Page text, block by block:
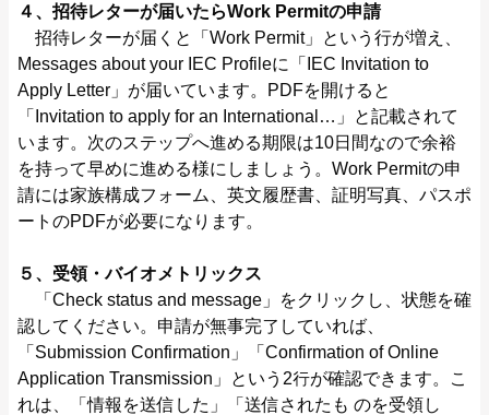
４、招待レターが届いたらWork Permitの申請
招待レターが届くと「Work Permit」という行が増え、
Messages about your IEC Profileに「IEC Invitation to
Apply Letter」が届いています。PDFを開けると
「Invitation to apply for an International…」と記載されて
います。次のステップへ進める期限は10日間なので余裕
を持って早めに進める様にしましょう。Work Permitの申
請には家族構成フォーム、英文履歴書、証明写真、パスポ
ートのPDFが必要になります。
５、受領・バイオメトリックス
「Check status and message」をクリックし、状態を確
認してください。申請が無事完了していれば、
「Submission Confirmation」「Confirmation of Online
Application Transmission」という2行が確認できます。こ
れは、「情報を送信した」「送信されたも のを受領し